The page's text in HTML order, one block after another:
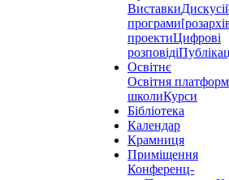
Виставки
програми
проектиЦифрові
розповіді
Освітнє
Освітня
школиКурси
Бібліотека
Календар
Крамниця
Приміщення
Конференц-